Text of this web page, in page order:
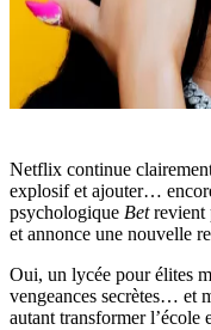
Netflix continue
explosif et ajouter…
psychologique Betrevient
et annonce une nouvelle
Oui, un lycée pour élites
vengeances secrètes… et
autant transformer l’école